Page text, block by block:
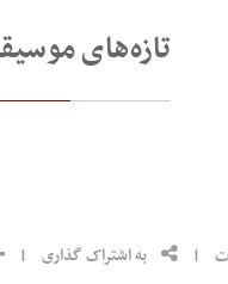
تازه‌های
| به اشتراک گذاری |